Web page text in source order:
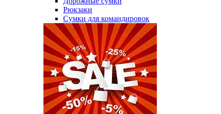
Рюкзаки
Сумки для командировок